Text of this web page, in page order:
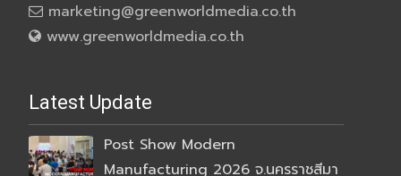
marketing@greenworldmedia.co.th
www.greenworldmedia.co.th
Latest Update
Post Show Modern
Manufacturing 2026 จ.นครราชสีมา